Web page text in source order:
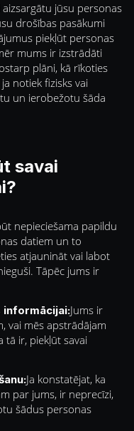
aizsargātu jūsu personas
drošības pasākumi
piekļūt personas
mums ir izstrādāti
plāni, kā rīkoties
notiek fizisks vai
un ierobežotu šāda
savai
nepieciešama papildu
datiem un to
atjaunināt vai labot
Tāpēc jums ir
informācijai:Jums ir
vai mēs apstrādājam
tā ir, piekļūt savai
Ja konstatējat, ka
par jums, ir neprecīzi,
šādus personas